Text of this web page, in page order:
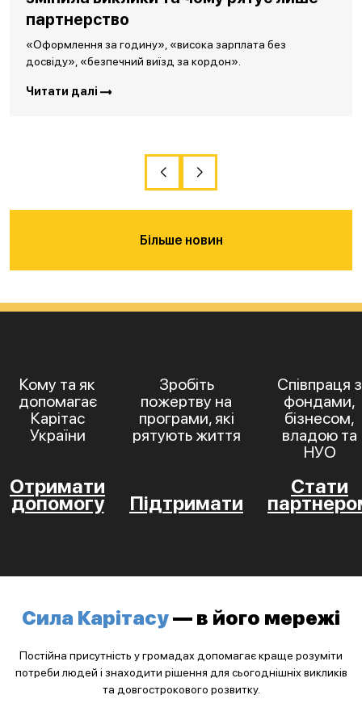
партнерство
«Оформлення за годину», «висока зарплата без
досвіду», «безпечний виїзд за кордон».
Читати далі
Більше новин
Кому та як
допомагає
Карітас
України
Отримати
допомогу
Зробіть
пожертву на
програми, які
рятують життя
Підтримати
Співпраця з
фондами,
бізнесом,
владою та
НУО
Стати
Сила Карітасу— в його мережі
Постійна присутність у громадах допомагає краще розуміти
потреби людей і знаходити рішення для сьогоднішніх викликів
та довгострокового розвитку.